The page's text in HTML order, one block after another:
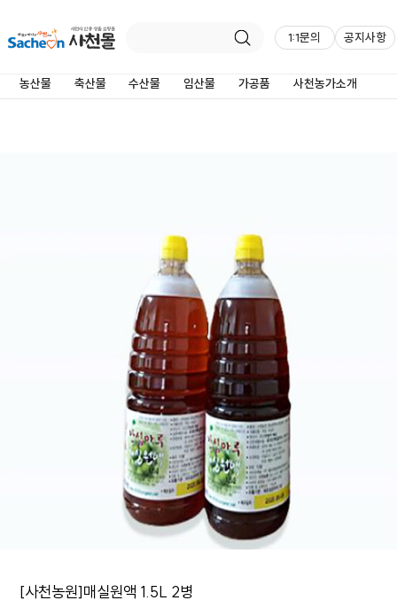
1:1문의 공지사항
농산물 축산물 수산물 임산물 가공품 사천농가소개
제품상세정보
[사천농원]매실원액 1.5L 2병